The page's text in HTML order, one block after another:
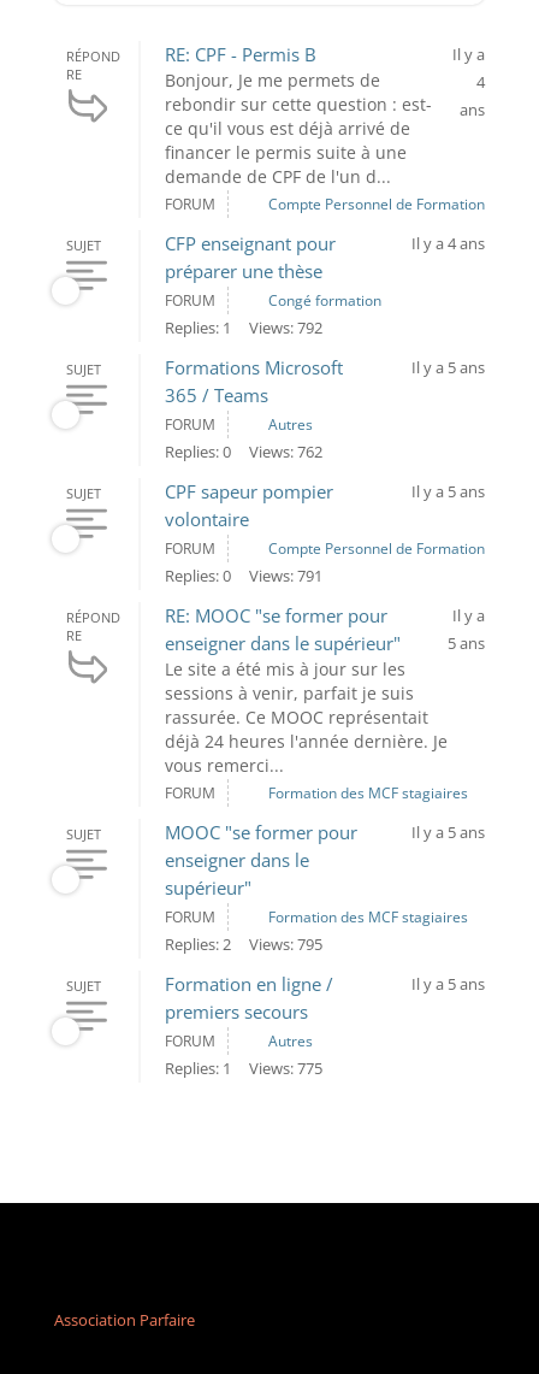
RÉPOND
RE
RE: CPF - Permis B
Bonjour, Je me permets de
rebondir sur cette question : est-
ce qu'il vous est déjà arrivé de
financer le permis suite à une
demande de CPF de l'un d...
Il y a
4
ans
FORUM Compte Personnel de Formation
SUJET
CFP enseignant pour
préparer une thèse
Il y a 4 ans
FORUM Congé formation
Replies: 1 Views: 792
SUJET
Formations Microsoft
365 / Teams
Il y a 5 ans
FORUM Autres
Replies: 0 Views: 762
SUJET
CPF sapeur pompier
volontaire
Il y a 5 ans
FORUM Compte Personnel de Formation
Replies: 0 Views: 791
RÉPOND
RE
RE: MOOC "se former pour
enseigner dans le supérieur"
Le site a été mis à jour sur les
sessions à venir, parfait je suis
rassurée. Ce MOOC représentait
déjà 24 heures l'année dernière. Je
vous remerci...
Il y a
5 ans
FORUM Formation des MCF stagiaires
SUJET
MOOC "se former pour
enseigner dans le
supérieur"
Il y a 5 ans
FORUM Formation des MCF stagiaires
Replies: 2 Views: 795
SUJET
Formation en ligne /
premiers secours
Il y a 5 ans
FORUM Autres
Replies: 1 Views: 775
Association Parfaire